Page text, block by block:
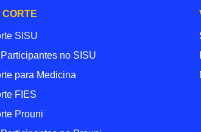
CORTE
SISU
no SISU
para Medicina
FIES
Prouni